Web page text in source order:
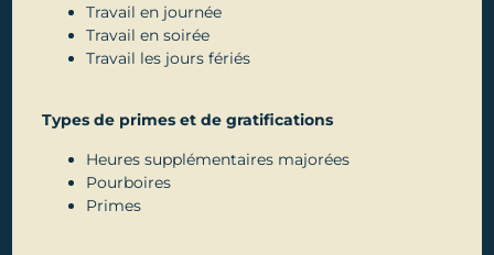
Travail en journée
Travail en soirée
Travail les jours fériés
Types de primes et de gratifications
Heures supplémentaires majorées
Pourboires
Primes